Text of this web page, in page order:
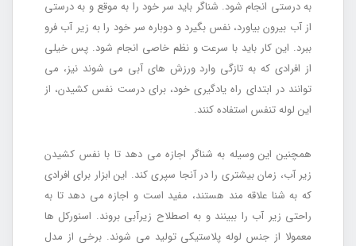
به درستی انجام شود. شناگر باید سر خود را به موقع و به درستی
از آب بیرون بیاورد، نفس بگیرد و دوباره سر خود را به زیر آب فرو
ببرد. این کار باید با سرعت و نظم خاصی انجام شود. پس خیلی
از افرادی که به تازگی وارد ورزش های آبی می شوند نیز، می
توانند در ابتدای راه یادگیری خود، برای درست نفس کشیدن، از
این لوله تنفس استفاده کنند.
همچنین این وسیله به شناگر اجازه می دهد تا با نفس کشیدن
زیر آب، زمان بیشتری را در آنجا سپری کند. این ابزار برای افرادی
که به شنا علاقه مند هستند، مفید است و اجازه می دهد تا به
راحتی زیر آب را ببینند و به اصطلاح زیرآبی بروند. اسنورکل ها
معمولا از جنس لوله پلاستیکی تولید می شوند. برخی از مدل